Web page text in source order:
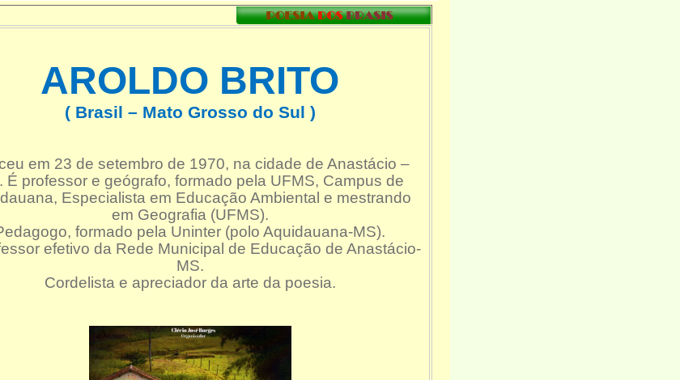
AROLDO BRITO
( Brasil – Mato Grosso do Sul )
em 23 de setembro de 1970, na cidade de Anastácio –
É professor e geógrafo, formado pela UFMS, Campus de
Especialista em Educação Ambiental e mestrando
em Geografia (UFMS).
formado pela Uninter (polo Aquidauana-MS).
efetivo da Rede Municipal de Educação de Anastácio-
MS.
Cordelista e apreciador da arte da poesia.